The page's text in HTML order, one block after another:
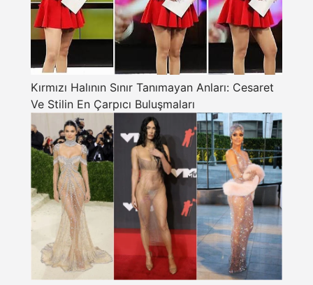
Kırmızı Halının Sınır Tanımayan Anları: Cesaret
Ve Stilin En Çarpıcı Buluşmaları